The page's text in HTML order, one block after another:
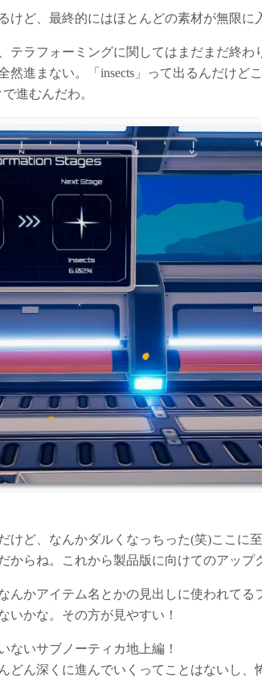
ど、最終的にはほとんどの素材が無限に
テラフォーミングに関してはまだまだ終わ
進まない。「insects」って出るんだけど
進むんだわ。
けど、なんかダルくなっちった(笑)ここに
らね。これから製品版に向けてのアップ
かアイテム名とかの見出しに使われてる
いかな。その方が見やすい！
ないサブノーティカ地上編！
どん深くに進んでいくってことはないし、